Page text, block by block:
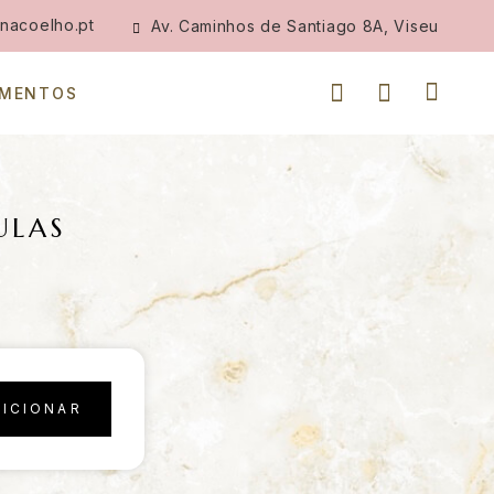
Av. Caminhos de Santiago 8A, Viseu